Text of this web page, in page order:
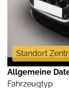
Standort
Allgemeine
Fahrzeugtyp